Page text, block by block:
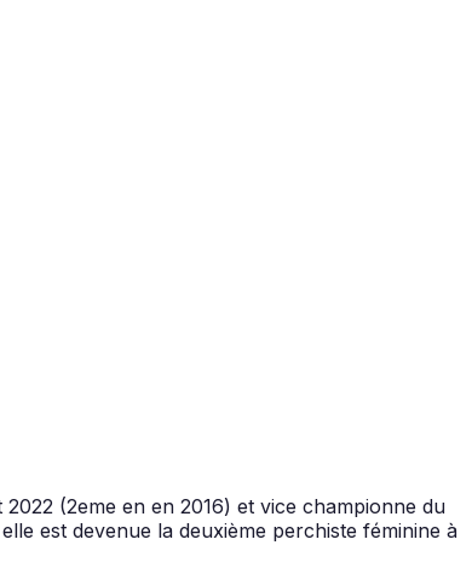
(2eme en en 2016) et vice championne du
est devenue la deuxième perchiste féminine à